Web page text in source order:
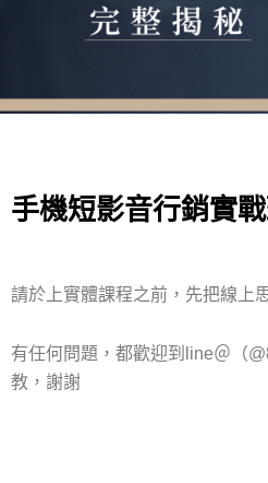
手機短影音行銷實
請於上實體課程之前，先把線上
有任何問題，都歡迎到line＠（
教，謝謝